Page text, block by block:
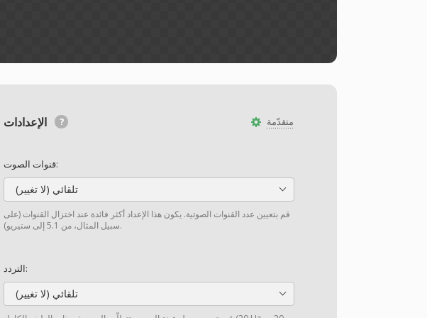
متقدّمة
قنوات الصوت:
تلقائي (لا تغيير)
قم بتعيين عدد القنوات الصوتية. يكون هذا الإعداد أكثر فائدة عند اختزال القنوات (على
سبيل المثال، من 5.1 إلى ستيريو).
التردد:
تلقائي (لا تغيير)